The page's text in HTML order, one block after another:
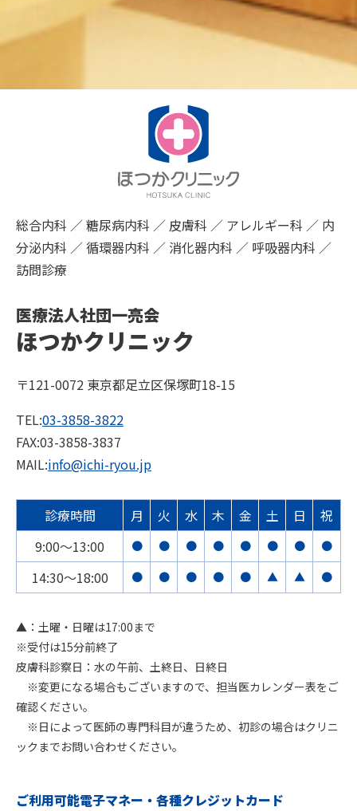
総合内科 ／ 糖尿病内科 ／ 皮膚科 ／ アレルギー科 ／ 内
分泌内科 ／ 循環器内科 ／ 消化器内科 ／ 呼吸器内科 ／
訪問診療
医療法人社団一亮会
ほつかクリニック
〒121-0072 東京都足立区保塚町18-15
TEL:03-3858-3822
FAX:03-3858-3837
MAIL:info@ichi-ryou.jp
診療時間 月 火 水 木 金 土 日
祝
9:00〜13:00
● ● ● ● ● ● ● ●
14:30〜18:00 ● ● ● ● ● ▲ ▲ ●
▲：土曜・日曜は17:00まで
※受付は15分前終了
皮膚科診察日：水の午前、土終日、日終日
※変更になる場合もございますので、担当医カレンダー表をご
確認ください。
※日によって医師の専門科目が違うため、初診の場合はクリニ
ックまでお問い合わせください。
ご利用可能電子マネー・各種クレジットカード